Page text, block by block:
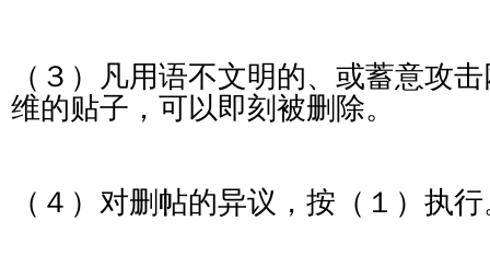
（３）凡用语不文明的、或蓄意攻
维的贴子，可以即刻被删除。
（４）对删帖的异议，按（１）执行